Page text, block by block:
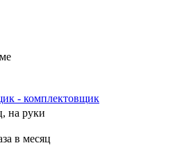
- комплектовщик
на руки
в месяц